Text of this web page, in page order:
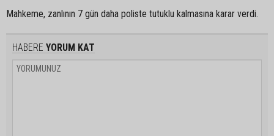
Mahkeme, zanlının 7 gün daha poliste tutuklu kalmasına karar verdi.
HABERE YORUM KAT